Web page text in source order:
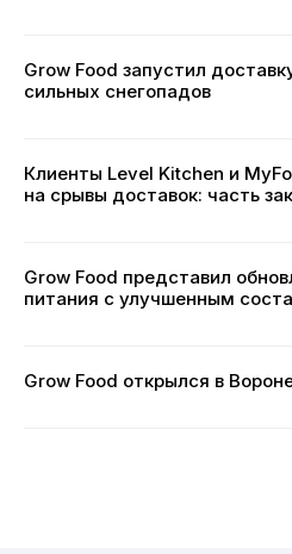
Grow Food запустил
сильных снегопадов
Клиенты Level Kitchen и
на срывы доставок: часть
Grow Food представил
питания с улучшенным
Grow Food открылся в